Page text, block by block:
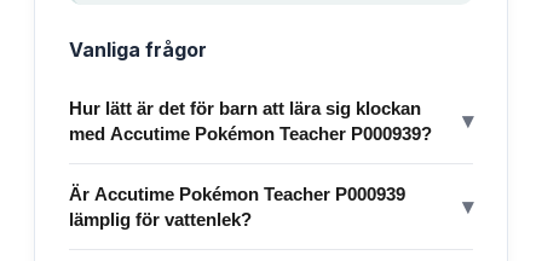
Vanliga frågor
Hur lätt är det för barn att lära sig klockan
med Accutime Pokémon Teacher P000939?
▾
Är Accutime Pokémon Teacher P000939
lämplig för vattenlek?
▾